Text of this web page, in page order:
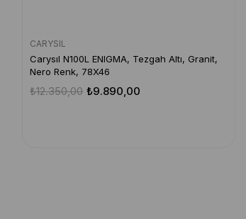
CARYSIL
Carysıl N100L ENIGMA, Tezgah Altı, Granit,
Nero Renk, 78X46
₺9.890,00
₺12.350,00